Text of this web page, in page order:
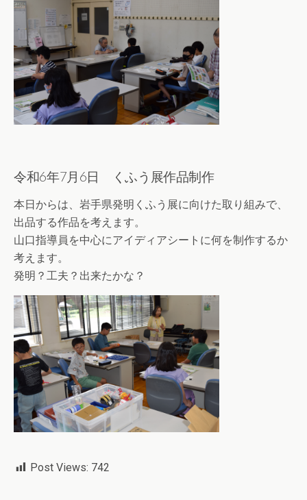
令和6年7月6日 くふう展作品制作
本日からは、岩手県発明くふう展に向けた取り組みで、
出品する作品を考えます。
山口指導員を中心にアイディアシートに何を制作するか
考えます。
発明？工夫？出来たかな？
Post Views: 742